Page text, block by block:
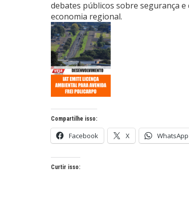
debates públicos sobre segurança
economia regional.
Compartilhe isso:
Facebook X WhatsApp
Curtir isso: